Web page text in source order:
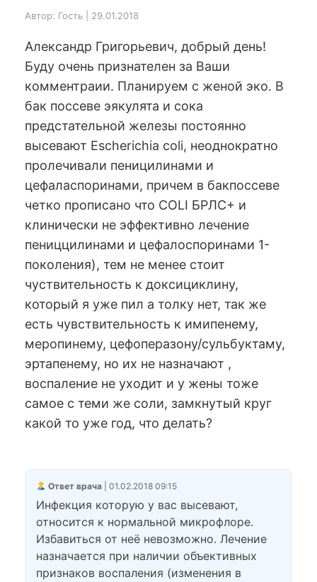
Автор: Гость | 29.01.2018
Александр Григорьевич, добрый день!
Буду очень признателен за Ваши
комментраии. Планируем с женой эко. В
бак поссеве эякулята и сока
предстательной железы постоянно
высевают Escherichia coli, неоднократно
пролечивали пеницилинами и
цефаласпоринами, причем в бакпоссеве
четко прописано что COLI БРЛС+ и
клинически не эффективно лечение
пениццилинами и цефалоспоринами 1-
поколения), тем не менее стоит
чуствительность к доксициклину,
который я уже пил а толку нет, так же
есть чувствительность к имипенему,
меропинему, цефоперазону/сульбуктаму,
эртапенему, но их не назначают ,
воспаление не уходит и у жены тоже
самое с теми же соли, замкнутый круг
какой то уже год, что делать?
Ответ врача| 01.02.2018 09:15
Инфекция которую у вас высевают,
относится к нормальной микрофлоре.
Избавиться от неё невозможно. Лечение
назначается при наличии объективных
признаков воспаления (изменения в